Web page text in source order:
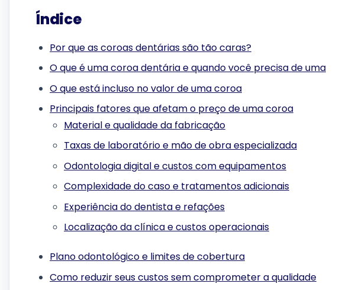
Índice
Por que as coroas dentárias são tão caras?
O que é uma coroa dentária e quando você precisa de uma
O que está incluso no valor de uma coroa
Principais fatores que afetam o preço de uma coroa
Material e qualidade da fabricação
Taxas de laboratório e mão de obra especializada
Odontologia digital e custos com equipamentos
Complexidade do caso e tratamentos adicionais
Experiência do dentista e refações
Localização da clínica e custos operacionais
Plano odontológico e limites de cobertura
Como reduzir seus custos sem comprometer a qualidade